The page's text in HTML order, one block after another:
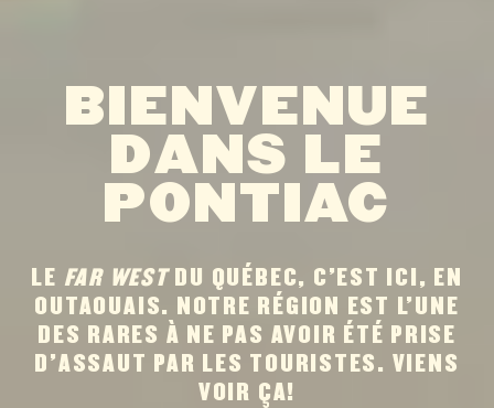
BIENVENUE
DANS LE
PONTIAC
LE FAR WESTDU QUÉBEC, C’EST ICI, EN
OUTAOUAIS. NOTRE RÉGION EST L’UNE
DES RARES À NE PAS AVOIR ÉTÉ PRISE
D’ASSAUT PAR LES TOURISTES. VIENS
VOIR ÇA!